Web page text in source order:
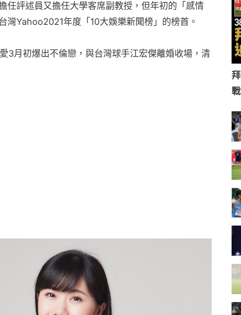
任評述員又擔任大學客席副教授，但年初的「感情
灣Yahoo2021年度「10大娛樂新聞榜」的榜首。
3月初爆出不倫戀，與台灣球手江宏傑離婚收場，清